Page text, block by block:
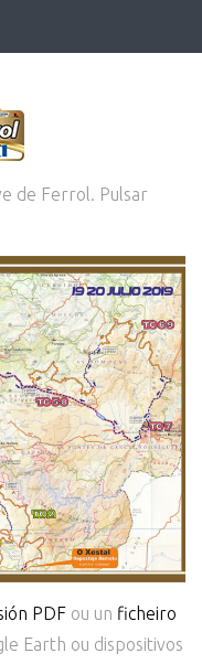
de Ferrol. Pulsar
PDF ou un ficheiro
Earth ou dispositivos